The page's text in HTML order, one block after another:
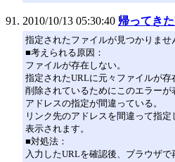
2010/10/13 05:30:40 帰ってき
指定されたファイルが見つかりませ
■考えられる原因：
ファイルが存在しない。
指定されたURLに元々ファイルが
削除されているためにこのエラーが
アドレスの指定が間違っている。
リンク先のアドレスを間違って指
表示されます。
■対処法：
入力したURLを確認後、ブラウザ